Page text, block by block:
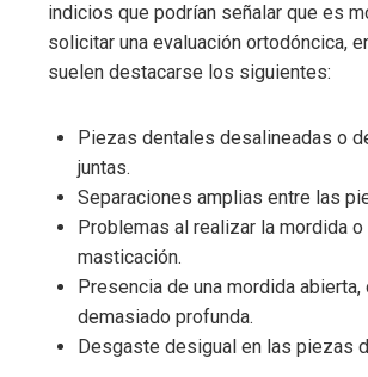
indicios que podrían señalar que es
solicitar una evaluación ortodóncica,
suelen destacarse los siguientes:
Piezas dentales desalineadas o
juntas.
Separaciones amplias entre las
Problemas al realizar la mordida o
masticación.
Presencia de una mordida abierta,
demasiado profunda.
Desgaste desigual en las piezas